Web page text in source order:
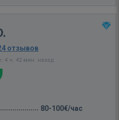
отзывов
4 ч. 42 мин. назад
80-100€/час